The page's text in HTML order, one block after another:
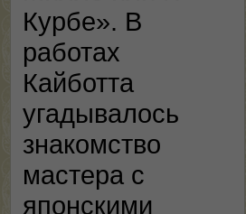
Курбе». В
работах
Кайботта
угадывалось
знакомство
мастера с
японскими